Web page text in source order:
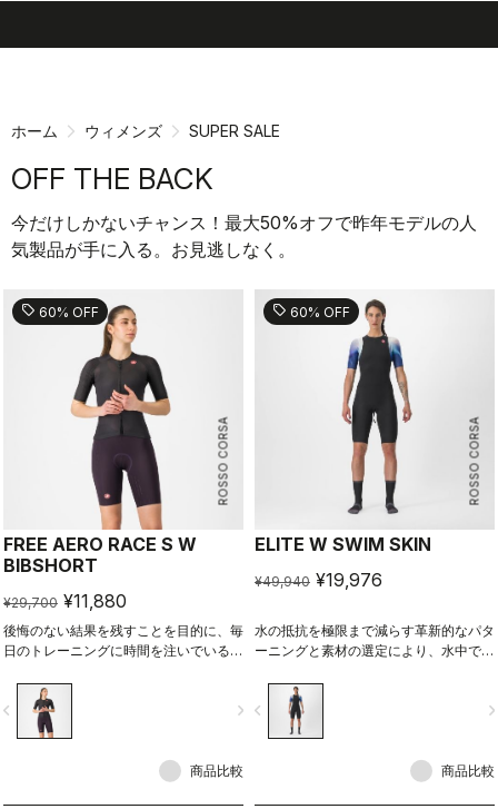
面
へ
ー
シ
ョ
ン
画
へ
ホーム ウィメンズ SUPER SALE
OFF THE BACK
今だけしかないチャンス！最大50%オフで昨年モデルの人
気製品が手に入る。お見逃しなく。
ROSSO CORSA
sell 60% OFF
FREE AERO RACE S W
BIBSHORT
¥29,700 ¥11,880
後悔のない結果を残すことを目的に、毎
日のトレーニングに時間を注いでいるサ
れた。
navigate_next
商品比較
ROSSO CORSA
sell 60% OFF
ELITE W SWIM SKIN
¥49,940 ¥19,976
水の抵抗を極限まで減らす革新的なパタ
ーニングと素材の選定により、水中での
ットスーツの着用が禁止されているレー
スにおいて抜群のアドバンテージを選手
に与えてくれる。
navigate_before
商品比較